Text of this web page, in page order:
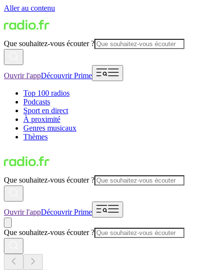
Aller au contenu
Que souhaitez-vous écouter ?
Ouvrir l'appDécouvrir Prime
Top 100 radios
Podcasts
Sport en direct
À proximité
Genres musicaux
Thèmes
Que souhaitez-vous écouter ?
Ouvrir l'appDécouvrir Prime
Que souhaitez-vous écouter ?